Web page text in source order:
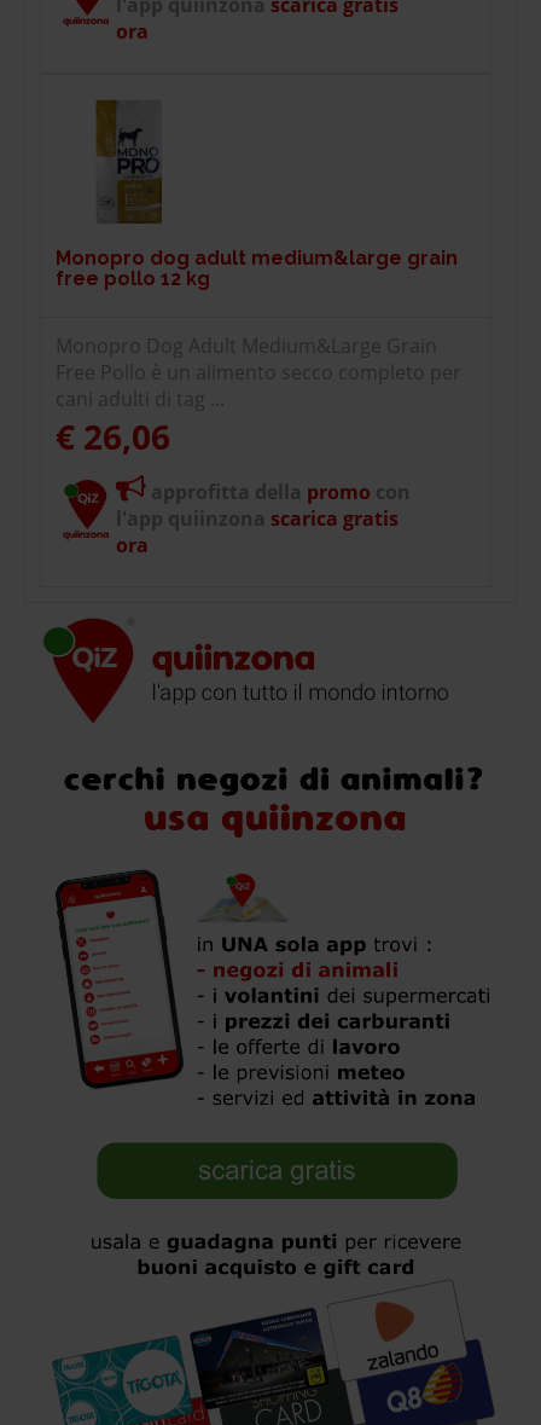
l'app quiinzona scarica gratis
ora
Monopro dog adult medium&large grain
free pollo 12 kg
Monopro Dog Adult Medium&Large Grain
Free Pollo è un alimento secco completo per
cani adulti di tag ...
€ 26,06
approfitta della promo con
l'app quiinzona scarica gratis
ora